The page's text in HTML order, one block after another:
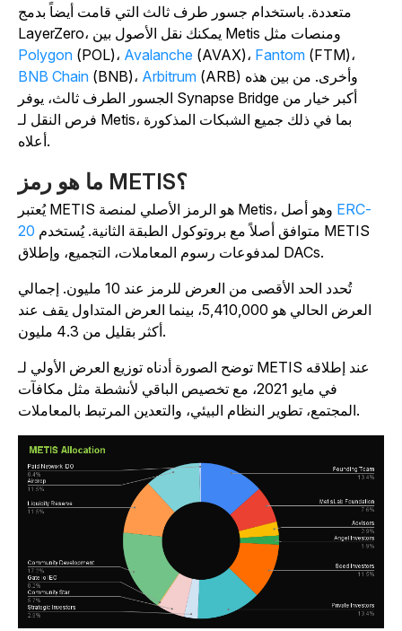
متعددة. باستخدام جسور طرف ثالث التي قامت أيضاً بدمج
LayerZero، يمكنك نقل الأصول بين Metis ومنصات مثل
Polygon(POL)،Avalanche(AVAX)،Fantom(FTM)،
BNB Chain(BNB)،Arbitrum(ARB) وأخرى. من بين هذه
الجسور الطرف ثالث، يوفر Synapse Bridge أكبر خيار من
فرص النقل لـ Metis، بما في ذلك جميع الشبكات المذكورة
يُعتبر METIS هو الرمز الأصلي لمنصة Metis، وهو أصلERC-
20متوافق أصلاً مع بروتوكول الطبقة الثانية. يُستخدم METIS
لمدفوعات رسوم المعاملات، التجميع، وإطلاق DACs.
تُحدد الحد الأقصى من العرض للرمز عند 10 مليون. إجمالي
العرض الحالي هو 5,410,000، بينما العرض المتداول يقف عند
توضح الصورة أدناه توزيع العرض الأولي لـ METIS عند إطلاقه
في مايو 2021، مع تخصيص الباقي لأنشطة مثل مكافآت